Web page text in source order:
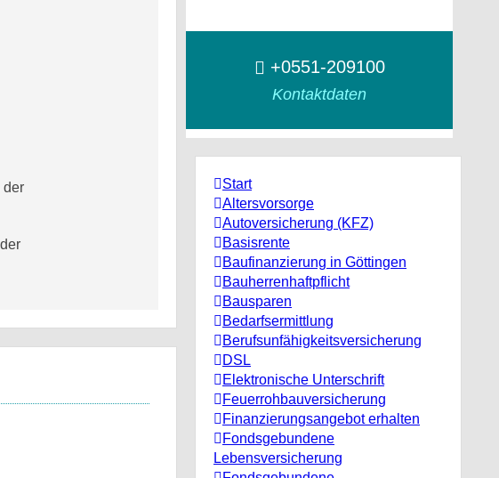
+0551-209100
Kontaktdaten
Start
Altersvorsorge
Autoversicherung (KFZ)
Basisrente
Baufinanzierung in Göttingen
Bauherrenhaftpflicht
Bausparen
Bedarfsermittlung
Berufs­unfähigkeitsversicherung
DSL
Elektronische Unterschrift
Feuerrohbauversicherung
Finanzierungsangebot erhalten
Fondsgebundene
Lebensversicherung
der